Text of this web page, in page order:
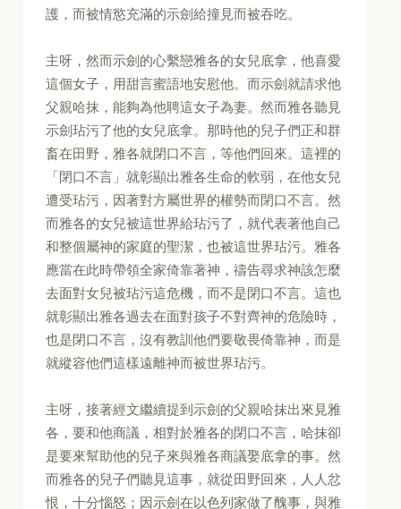
護，而被情慾充滿的示劍給撞見而被吞吃。
主呀，然而示劍的心繫戀雅各的女兒底拿，他喜愛
這個女子，用甜言蜜語地安慰他。而示劍就請求他
父親哈抹，能夠為他聘這女子為妻。然而雅各聽見
示劍玷污了他的女兒底拿。那時他的兒子們正和群
畜在田野，雅各就閉口不言，等他們回來。這裡的
「閉口不言」就彰顯出雅各生命的軟弱，在他女兒
遭受玷污，因著對方屬世界的權勢而閉口不言。然
而雅各的女兒被這世界給玷污了，就代表著他自己
和整個屬神的家庭的聖潔，也被這世界玷污。雅各
應當在此時帶領全家倚靠著神，禱告尋求神該怎麼
去面對女兒被玷污這危機，而不是閉口不言。這也
就彰顯出雅各過去在面對孩子不對齊神的危險時，
也是閉口不言，沒有教訓他們要敬畏倚靠神，而是
就縱容他們這樣遠離神而被世界玷污。
主呀，接著經文繼續提到示劍的父親哈抹出來見雅
各，要和他商議，相對於雅各的閉口不言，哈抹卻
是要來幫助他的兒子來與雅各商議娶底拿的事。然
而雅各的兒子們聽見這事，就從田野回來，人人忿
恨，十分惱怒；因示劍在以色列家做了醜事，與雅